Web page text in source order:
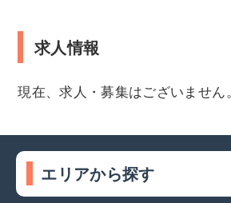
求人情報
現在、求人・募集はございません。
エリアから探す